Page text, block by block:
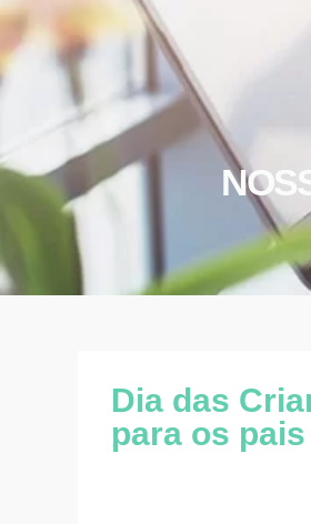
Dia das
para os pais